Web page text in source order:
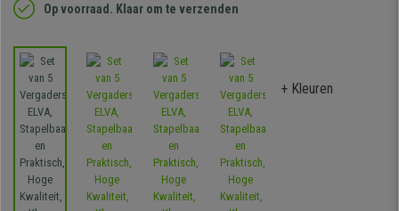
Op voorraad. Klaar om te verzenden
+ Kleuren